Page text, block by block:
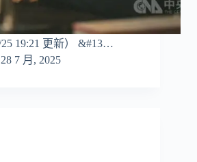
25 19:21 更新） &#13…
28 7 月, 2025